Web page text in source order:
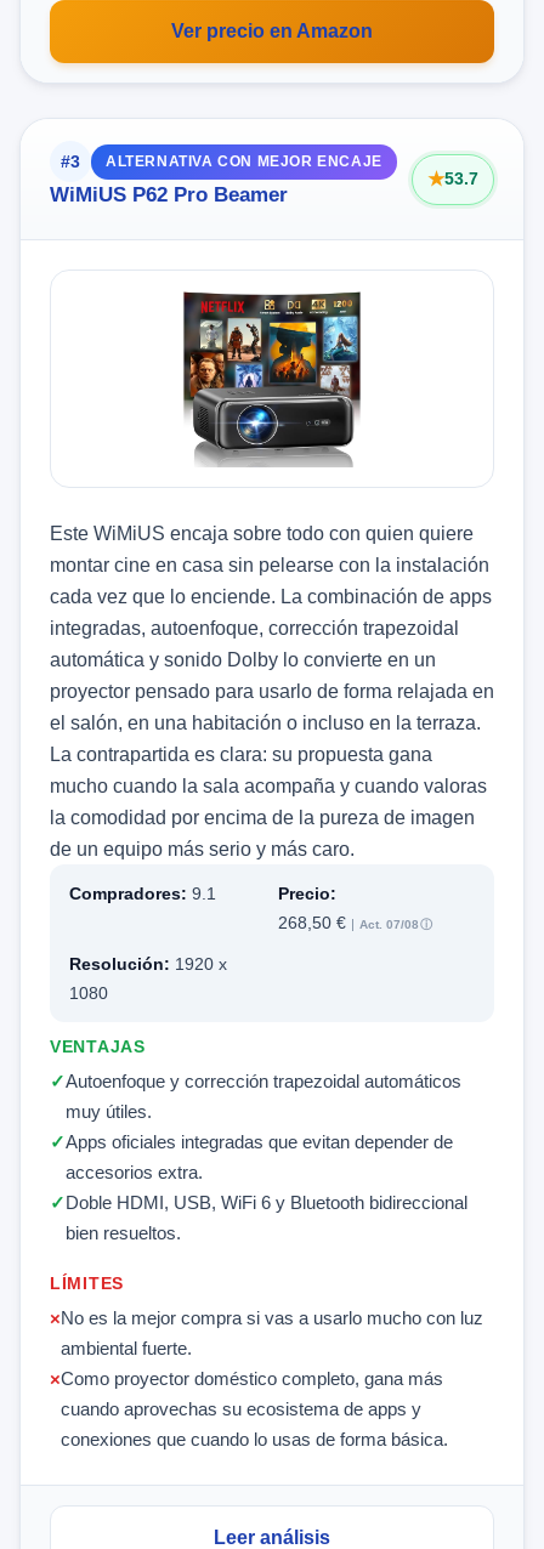
Ver precio en Amazon
#3 ALTERNATIVA CON MEJOR ENCAJE
WiMiUS P62 Pro Beamer
53.7
Este WiMiUS encaja sobre todo con quien quiere
montar cine en casa sin pelearse con la instalación
cada vez que lo enciende. La combinación de apps
integradas, autoenfoque, corrección trapezoidal
automática y sonido Dolby lo convierte en un
proyector pensado para usarlo de forma relajada en
el salón, en una habitación o incluso en la terraza.
La contrapartida es clara: su propuesta gana
mucho cuando la sala acompaña y cuando valoras
la comodidad por encima de la pureza de imagen
de un equipo más serio y más caro.
Compradores: 9.1
Precio:
268,50 €
Act. 07/08 ⓘ
Resolución: 1920 x
1080
VENTAJAS
Autoenfoque y corrección trapezoidal automáticos
muy útiles.
Apps oficiales integradas que evitan depender de
accesorios extra.
Doble HDMI, USB, WiFi 6 y Bluetooth bidireccional
bien resueltos.
LÍMITES
No es la mejor compra si vas a usarlo mucho con luz
ambiental fuerte.
Como proyector doméstico completo, gana más
cuando aprovechas su ecosistema de apps y
conexiones que cuando lo usas de forma básica.
Leer análisis